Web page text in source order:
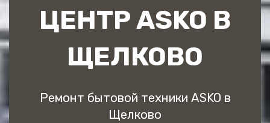
ЦЕНТР ASKO В
ЩЕЛКОВО
Ремонт бытовой техники ASKO в
Щелково